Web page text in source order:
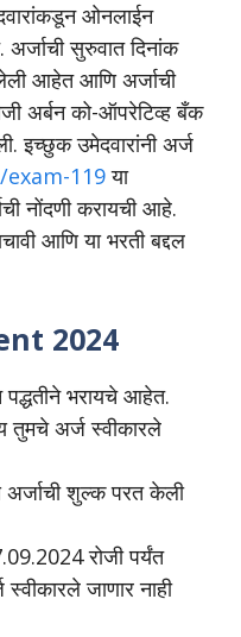
ओनलाईन
सुरुवात दिनांक
आहेत आणि अर्जाची
अर्बन को-ऑपरेटिव्ह बँक
इच्छुक उमेदवारांनी अर्ज
119या
नोंदणी करायची आहे.
आणि या भरती बद्दल
2024
पद्धतीने भरायचे आहेत.
तुमचे अर्ज स्वीकारले
शुल्क परत केली
रोजी पर्यंत
जाणार नाही